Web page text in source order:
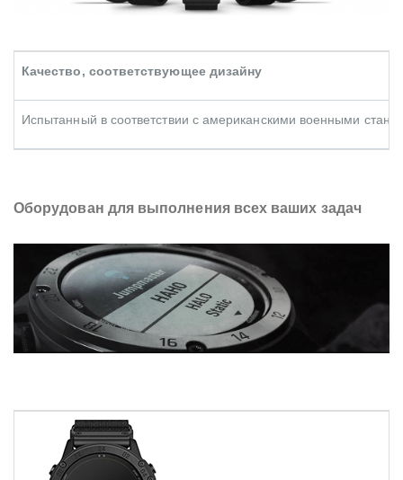
Качество, соответствующее дизайну
Испытанный в соответствии с американскими военными
Оборудован для выполнения всех ваших задач